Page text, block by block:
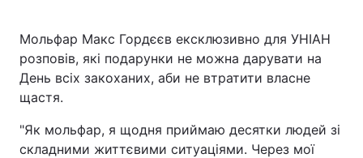
Головна Війна
Україна Політика
Спорт Наука
Мольфар Макс Гордєєв ексклюзивно для УНІАН
розповів, які подарунки не можна дарувати на
День всіх закоханих, аби не втратити власне
щастя.
"Як мольфар, я щодня приймаю десятки людей зі
складними життєвими ситуаціями. Через мої